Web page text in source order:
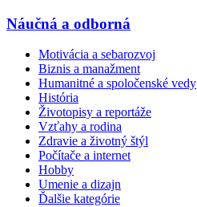
Náučná a odborná
Motivácia a sebarozvoj
Biznis a manažment
Humanitné a spoločenské vedy
História
Životopisy a reportáže
Vzťahy a rodina
Zdravie a životný štýl
Počítače a internet
Hobby
Umenie a dizajn
Ďalšie kategórie